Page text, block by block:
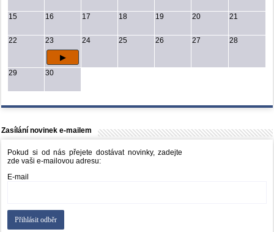
15 16 17 18 19 20 21
22 23 24 25 26 27 28
29 30
Zasílání novinek e-mailem
Pokud si od nás přejete dostávat novinky, zadejte
zde vaši e-mailovou adresu:
E-mail